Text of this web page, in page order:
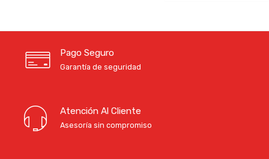
Pago Seguro
Garantía de seguridad
Atención Al Cliente
Asesoría sin compromiso